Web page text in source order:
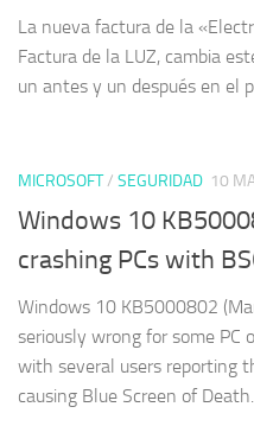
La nueva factura de la
Factura de la LUZ, cambia
un antes y un después en el
MICROSOFT/ SEGURIDAD 10
Windows 10
crashing PCs with
Windows 10 KB5000802
seriously wrong for some
with several users reporting
causing Blue Screen of Death...